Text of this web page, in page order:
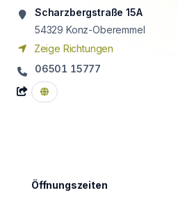
Scharzbergstraße 15A
54329 Konz-Oberemmel
Zeige Richtungen
06501 15777
Öffnungszeiten